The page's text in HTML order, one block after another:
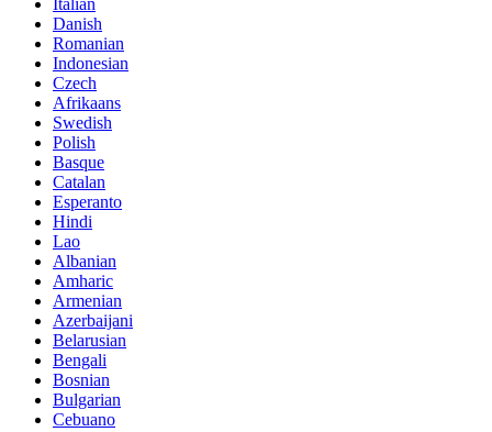
Italian
Danish
Romanian
Indonesian
Czech
Afrikaans
Swedish
Polish
Basque
Catalan
Esperanto
Hindi
Lao
Albanian
Amharic
Armenian
Azerbaijani
Belarusian
Bengali
Bosnian
Bulgarian
Cebuano